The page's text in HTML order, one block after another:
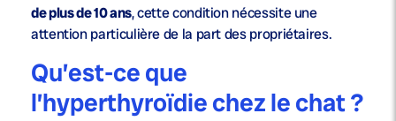
de plus de 10 ans, cette condition nécessite une
attention particulière de la part des propriétaires.
Qu’est-ce que
l’hyperthyroïdie chez le chat ?